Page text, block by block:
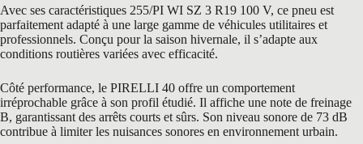
Avec ses caractéristiques 255/PI WI SZ 3 R19 100 V, ce pneu est
parfaitement adapté à une large gamme de véhicules utilitaires et
professionnels. Conçu pour la saison hivernale, il s’adapte aux
conditions routières variées avec efficacité.
Côté performance, le PIRELLI 40 offre un comportement
irréprochable grâce à son profil étudié. Il affiche une note de freinage
B, garantissant des arrêts courts et sûrs. Son niveau sonore de 73 dB
contribue à limiter les nuisances sonores en environnement urbain.